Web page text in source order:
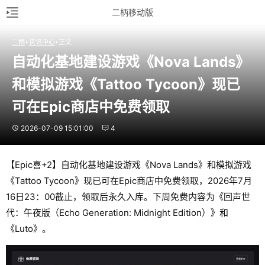
二柄移动版
二柄 资讯中心 正文
自动化基地建设游戏《Nova Lands》
和模拟游戏《Tattoo Tycoon》现已
可在Epic商店中免费领取
2026-07-09 15:01:00 4
【Epic喜+2】自动化基地建设游戏《Nova Lands》和模拟游戏
《Tattoo Tycoon》现已可在Epic商店中免费领取，2026年7月
16日23：00截止，领取后永久入库。下周免费内容为《回声世
代：午夜版（Echo Generation: Midnight Edition）》和
《Luto》。